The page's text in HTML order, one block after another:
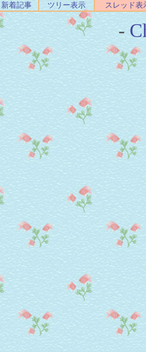
新着記事 ツリー表示 スレッド表
-